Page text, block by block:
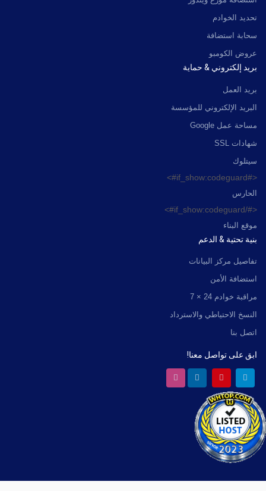
تحديد الخوادم
سحابة استضافة
عروض الكومبو
بريد إلكتروني & حماية
بريد العمل
البريد الإلكتروني للمؤسسة
مساحة عمل Google
شهادات SSL
سيتلوك
<#if_show:codeguard#>
الحارس
<#/if_show:codeguard#>
موقع البناء
بنية تحتية & الدعم
تفاصيل مركز البيانات
استضافة الأمن
مراقبة خوادم 24 × 7
النسخ الاحتياطي والاسترداد
اتصل بنا
ابق على تواصل معنا!